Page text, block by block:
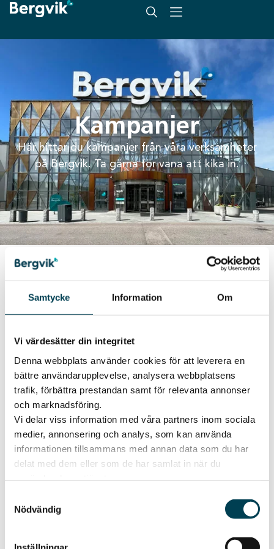
Samtycke Information Om
Vi värdesätter din integritet
Denna webbplats använder cookies för att leverera en
bättre användarupplevelse, analysera webbplatsens
trafik, förbättra prestandan samt för relevanta annonser
och marknadsföring.
Vi delar viss information med våra partners inom sociala
medier, annonsering och analys, som kan använda
informationen tillsammans med annan data som du har
delat med dem eller som de har samlat in när du
Nödvändig
Kampanjer
Här hittar du kampanjer från våra verksamheter
på Bergvik. Ta gärna för vana att kika in.
5% studentrabatt
Ej receptbelagda och förskrivna varor eller redan
rabatterade varor.
Gäller t.o.m. 29 sep, 2026,visa villkor